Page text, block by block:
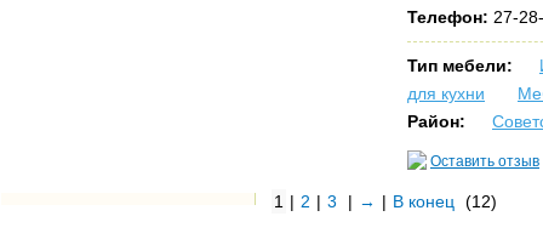
Телефон: 27-
Тип мебели:
для кухни
Район:
Оставить отзыв
1 | 2 | 3 | → | В конец (12)